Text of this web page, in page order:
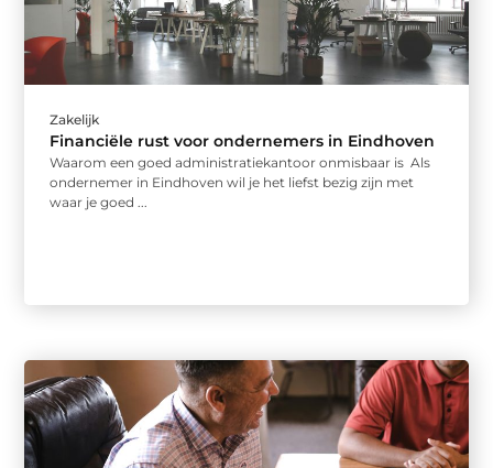
Zakelijk
Financiële rust voor ondernemers in Eindhoven
Waarom een goed administratiekantoor onmisbaar is Als
ondernemer in Eindhoven wil je het liefst bezig zijn met
waar je goed ...